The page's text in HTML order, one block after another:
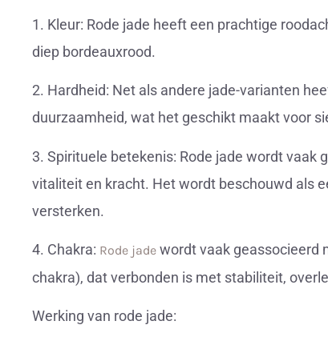
1. Kleur: Rode jade heeft een prachtige
diep bordeauxrood.
2. Hardheid: Net als andere jade-varianten
duurzaamheid, wat het geschikt maakt voor
3. Spirituele betekenis: Rode jade wordt vaak
vitaliteit en kracht. Het wordt beschouwd als
versterken.
4. Chakra: Rode jade wordt vaak geassocieerd
chakra), dat verbonden is met stabiliteit,
Werking van rode jade: